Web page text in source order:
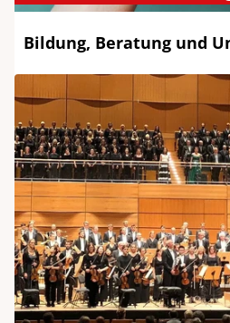
Bildung, Beratung und